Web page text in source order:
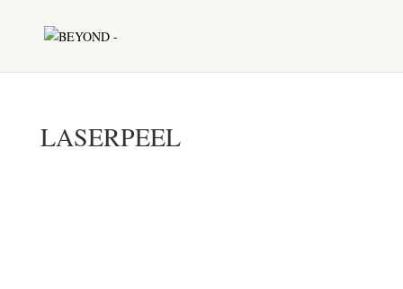
LASERPEEL